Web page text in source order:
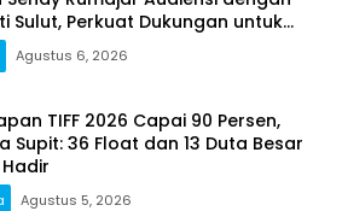
Sulut, Perkuat Dukungan untuk
TIFF 2026
Agustus 6, 2026
TIFF 2026 Capai 90 Persen,
Supit: 36 Float dan 13 Duta Besar
Agustus 5, 2026